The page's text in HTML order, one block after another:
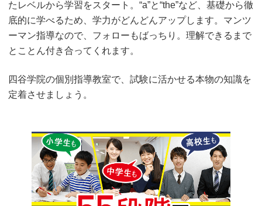
たレベルから学習をスタート。“a”と“the”など、基礎から徹
底的に学べるため、学力がどんどんアップします。マンツ
ーマン指導なので、フォローもばっちり。理解できるまで
とことん付き合ってくれます。
四谷学院の個別指導教室で、試験に活かせる本物の知識を
定着させましょう。